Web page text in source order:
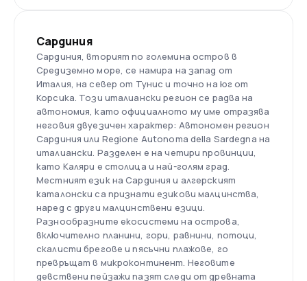
Сардиния
Сардиния, вторият по големина остров в
Средиземно море, се намира на запад от
Италия, на север от Тунис и точно на юг от
Корсика. Този италиански регион се радва на
автономия, като официалното му име отразява
неговия двуезичен характер: Автономен регион
Сардиния или Regione Autonoma della Sardegna на
италиански. Разделен е на четири провинции,
като Каляри е столица и най-голям град.
Местният език на Сардиния и алгерският
каталонски са признати езикови малцинства,
наред с други малцинствени езици.
Разнообразните екосистеми на острова,
включително планини, гори, равнини, потоци,
скалисти брегове и пясъчни плажове, го
превръщат в микроконтинент. Неговите
девствени пейзажи пазят следи от древната